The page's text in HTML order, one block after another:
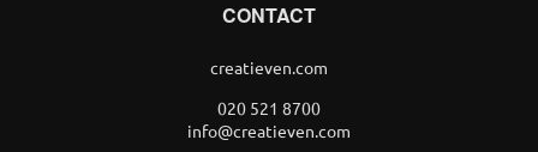
CONTACT
creatieven.com
020 521 8700
info@creatieven.com